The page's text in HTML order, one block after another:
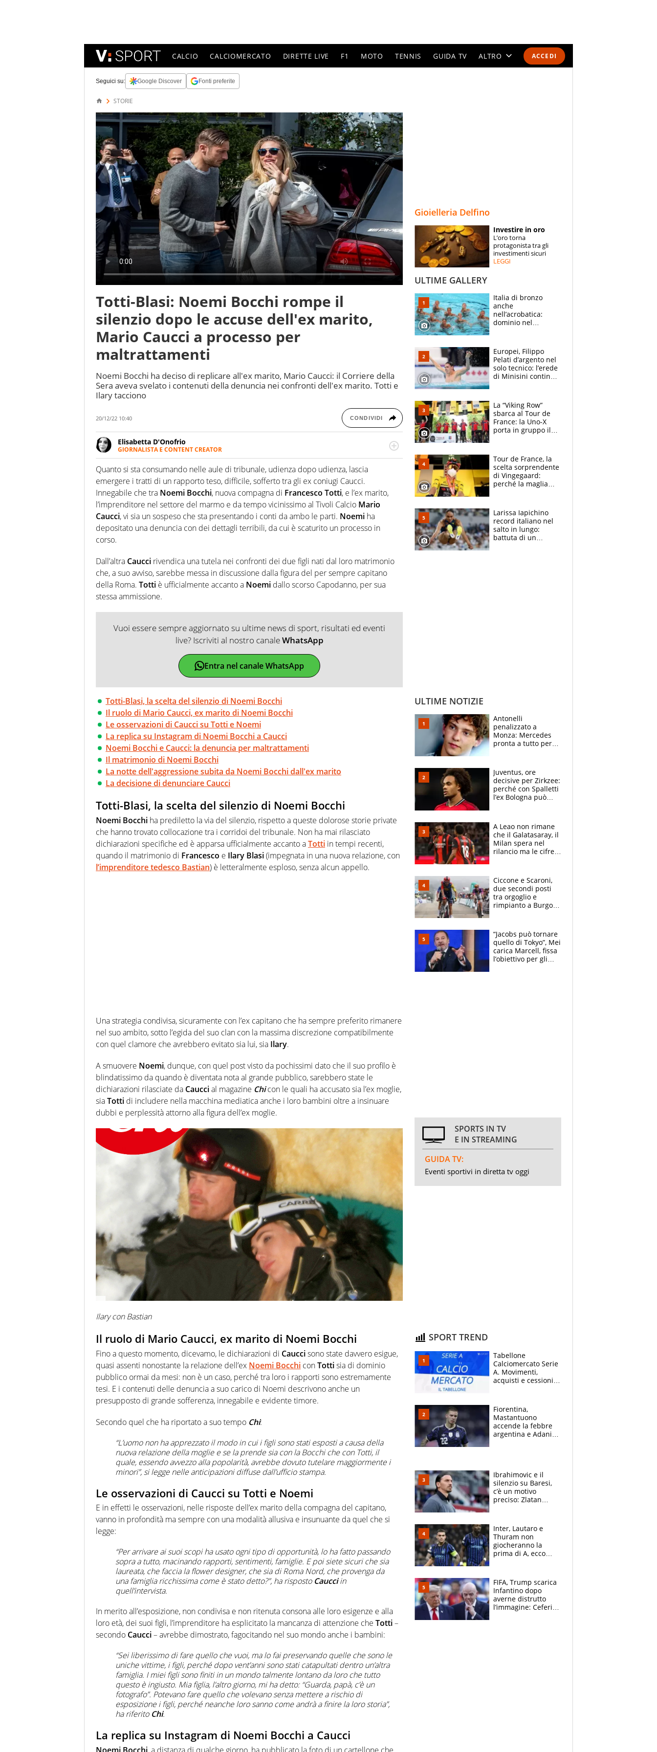
ACCEDI
CALCIO CALCIOMERCATO DIRETTE LIVE F1 MOTO TENNIS GUIDA TV ALTRO
SPECIALI
ESPERTI
Seguici su: Google Discover Fonti preferite
STORIE
Totti-Blasi: Noemi Bocchi rompe il
silenzio dopo le accuse dell'ex marito,
Mario Caucci a processo per
maltrattamenti
Noemi Bocchi ha deciso di replicare all'ex marito, Mario Caucci: il Corriere della
Sera aveva svelato i contenuti della denuncia nei confronti dell'ex marito. Totti e
Ilary tacciono
20/12/22 10:40 CONDIVIDI
Elisabetta D'Onofrio
GIORNALISTA E CONTENT CREATOR
Giornalista professionista dal 2007, scrive per curiosità personale e necessità:
soprattutto di calcio, di sport e dei suoi protagonisti, concedendosi innocenti evasioni
nell'ambito della creazione di format. Un tempo ala destra, oggi si sente a suo agio nel
ruolo di libero. Cura una classifica riservata dei migliori 5 calciatori di sempre.
Quanto si sta consumando nelle aule di tribunale, udienza dopo udienza, lascia
emergere i tratti di un rapporto teso, difficile, sofferto tra gli ex coniugi Caucci.
Innegabile che tra Noemi Bocchi, nuova compagna di Francesco Totti, e l’ex marito,
l’imprenditore nel settore del marmo e da tempo vicinissimo al Tivoli Calcio Mario
Caucci, vi sia un sospeso che sta presentando i conti da ambo le parti. Noemi ha
depositato una denuncia con dei dettagli terribili, da cui è scaturito un processo in
corso.
Dall’altra Caucci rivendica una tutela nei confronti dei due figli nati dal loro matrimonio
che, a suo avviso, sarebbe messa in discussione dalla figura del per sempre capitano
della Roma. Totti è ufficialmente accanto a Noemi dallo scorso Capodanno, per sua
stessa ammissione.
Vuoi essere sempre aggiornato su ultime news di sport, risultati ed eventi
live? Iscriviti al nostro canaleWhatsApp
Entra nel canale WhatsApp
Totti-Blasi, la scelta del silenzio di Noemi Bocchi
Il ruolo di Mario Caucci, ex marito di Noemi Bocchi
Le osservazioni di Caucci su Totti e Noemi
La replica su Instagram di Noemi Bocchi a Caucci
Noemi Bocchi e Caucci: la denuncia per maltrattamenti
Il matrimonio di Noemi Bocchi
La notte dell'aggressione subita da Noemi Bocchi dall'ex marito
La decisione di denunciare Caucci
Totti-Blasi, la scelta del silenzio di Noemi Bocchi
Noemi Bocchi ha prediletto la via del silenzio, rispetto a queste dolorose storie private
che hanno trovato collocazione tra i corridoi del tribunale. Non ha mai rilasciato
dichiarazioni specifiche ed è apparsa ufficialmente accanto aTotti in tempi recenti,
quando il matrimonio di Francesco e Ilary Blasi(impegnata in una nuova relazione, con
l’imprenditore tedesco Bastian) è letteralmente esploso, senza alcun appello.
Una strategia condivisa, sicuramente con l’ex capitano che ha sempre preferito rimanere
nel suo ambito, sotto l’egida del suo clan con la massima discrezione compatibilmente
con quel clamore che avrebbero evitato sia lui, sia Ilary.
A smuovere Noemi, dunque, con quel post visto da pochissimi dato che il suo profilo è
blindatissimo da quando è diventata nota al grande pubblico, sarebbero state le
dichiarazioni rilasciate da Cauccial magazine Chi con le quali ha accusato sia l’ex moglie,
siaTotti di includere nella macchina mediatica anche i loro bambini oltre a insinuare
dubbi e perplessità attorno alla figura dell’ex moglie.
Ilary con Bastian
Il ruolo di Mario Caucci, ex marito di Noemi Bocchi
Fino a questo momento, dicevamo, le dichiarazioni di Cauccisono state davvero esigue,
quasi assenti nonostante la relazione dell’ex Noemi Bocchi conTottisia di dominio
pubblico ormai da mesi: non è un caso, perché tra loro i rapporti sono estremamente
tesi. E i contenuti delle denuncia a suo carico di Noemi descrivono anche un
presupposto di grande sofferenza, innegabile e evidente timore.
Secondo quel che ha riportato a suo tempo Chi:
“L’uomo non ha apprezzato il modo in cui i figli sono stati esposti a causa della
nuova relazione della moglie e se la prende sia con la Bocchi che con Totti, il
quale, essendo avvezzo alla popolarità, avrebbe dovuto tutelare maggiormente i
minori”, si legge nelle anticipazioni diffuse dall’ufficio stampa.
Le osservazioni di Caucci su Totti e Noemi
E in effetti le osservazioni, nelle risposte dell’ex marito della compagna del capitano,
vanno in profondità ma sempre con una modalità allusiva e insunuante da quel che si
legge:
“Per arrivare ai suoi scopi ha usato ogni tipo di opportunità, lo ha fatto passando
sopra a tutto, macinando rapporti, sentimenti, famiglie. E poi siete sicuri che sia
laureata, che faccia la flower designer, che sia di Roma Nord, che provenga da
una famiglia ricchissima come è stato detto?”, ha risposto Caucciin
quell’intervista.
In merito all’esposizione, non condivisa e non ritenuta consona alle loro esigenze e alla
loro età, dei suoi figli, l’imprenditore ha esplicitato la mancanza di attenzione che Totti–
secondo Caucci– avrebbe dimostrato, fagocitando nel suo mondo anche i bambini:
“Sei liberissimo di fare quello che vuoi, ma lo fai preservando quelle che sono le
uniche vittime, i figli, perché dopo vent’anni sono stati catapultati dentro un’altra
famiglia. I miei figli sono finiti in un mondo talmente lontano da loro che tutto
questo è ingiusto. Mia figlia, l’altro giorno, mi ha detto: “Guarda, papà, c’è un
fotografo”. Potevano fare quello che volevano senza mettere a rischio di
esposizione i figli, perché neanche loro sanno come andrà a finire la loro storia”,
ha riferito Chi.
La replica su Instagram di Noemi Bocchi a Caucci
Gioielleria Delfino
Investire in oro
L’oro torna
protagonista tra gli
investimenti sicuri
LEGGI
ULTIME GALLERY
Italia di bronzo
anche
nell’acrobatica:
dominio nel
e compagni
continuare
Europei, Filippo
Pelati d’argento nel
solo tecnico: l’erede
di Minisini continua
mirino
La “Viking Row”
sbarca al Tour de
France: la Uno-X
porta in gruppo il
compagni
Tour de France, la
scelta sorprendente
di Vingegaard:
perché la maglia
rischio da evitare
Larissa Iapichino
record italiano nel
salto in lungo:
battuta di un
ULTIME NOTIZIE
Antonelli
penalizzato a
Monza: Mercedes
pronta a tutto per
sull’ADUO: “Cambia
poco”
Juventus, ore
decisive per Zirkzee:
perché con Spalletti
l’ex Bologna può
A Leao non rimane
che il Galatasaray, il
Milan spera nel
rilancio ma le cifre
delle tensioni
Ciccone e Scaroni,
due secondi posti
tra orgoglio e
rimpianto a Burgos
“Jacobs può tornare
quello di Tokyo”, Mei
carica Marcell, fissa
l’obiettivo per gli
SPORTS IN TV
E IN STREAMING
GUIDA TV:
Eventi sportivi in diretta tv oggi
SPORT TREND
Tabellone
Calciomercato Serie
A. Movimenti,
acquisti e cessioni:
Fiorentina,
Mastantuono
accende la febbre
argentina e Adani
Ibrahimovic e il
silenzio su Baresi,
c’è un motivo
preciso: Zlatan
e dalla morte di
Raiola
Inter, Lautaro e
Thuram non
giocheranno la
prima di A, ecco
Esposito ma la
garanzia è Stankovic
FIFA, Trump scarica
Infantino dopo
averne distrutto
l’immagine: Ceferin